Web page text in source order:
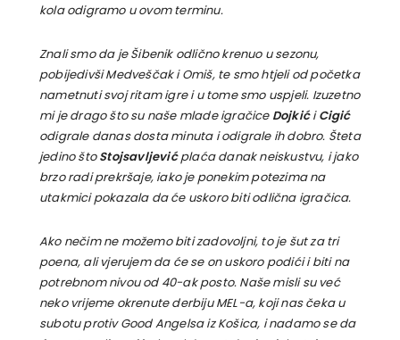
kola odigramo u ovom terminu.
Znali smo da je Šibenik odlično krenuo u sezonu,
pobijedivši Medveščak i Omiš, te smo htjeli od početka
nametnuti svoj ritam igre i u tome smo uspjeli. Izuzetno
mi je drago što su naše mlade igračice DojkićiCigić
odigrale danas dosta minuta i odigrale ih dobro. Šteta
jedino štoStojsavljevićplaća danak neiskustvu, i jako
brzo radi prekršaje, iako je ponekim potezima na
utakmici pokazala da će uskoro biti odlična igračica.
Ako nečim ne možemo biti zadovoljni, to je šut za tri
poena, ali vjerujem da će se on uskoro podići i biti na
potrebnom nivou od 40-ak posto. Naše misli su već
neko vrijeme okrenute derbiju MEL-a, koji nas čeka u
subotu protiv Good Angelsa iz Košica, i nadamo se da